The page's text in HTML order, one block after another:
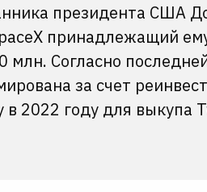
президента США
принадлежащий
млн. Согласно
за счет
в 2022 году для выкупа